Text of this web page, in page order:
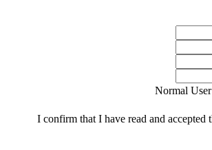
Normal User